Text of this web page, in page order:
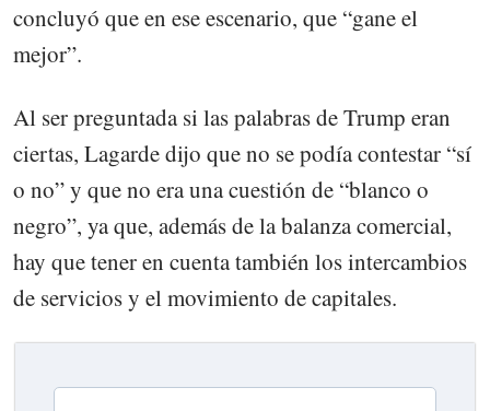
concluyó que en ese escenario, que “gane el
mejor”.
Al ser preguntada si las palabras de Trump eran
ciertas, Lagarde dijo que no se podía contestar “sí
o no” y que no era una cuestión de “blanco o
negro”, ya que, además de la balanza comercial,
hay que tener en cuenta también los intercambios
de servicios y el movimiento de capitales.